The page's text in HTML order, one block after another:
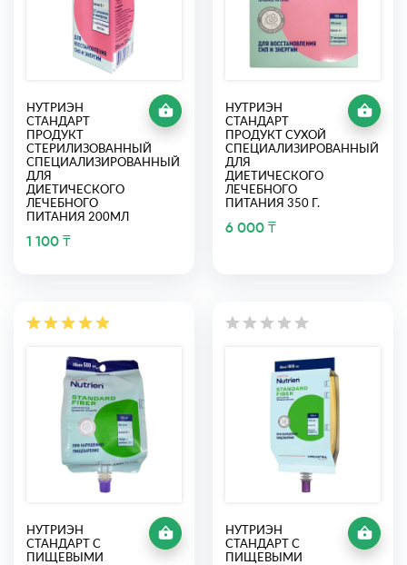
НУТРИЭН
СТАНДАРТ
ПРОДУКТ
СТЕРИЛИЗОВАННЫЙ
СПЕЦИАЛИЗИРОВАННЫЙ
ДЛЯ
ДИЕТИЧЕСКОГО
ЛЕЧЕБНОГО
ПИТАНИЯ 200МЛ
1 100 ₸
НУТРИЭН
СТАНДАРТ
ПРОДУКТ СУХОЙ
СПЕЦИАЛИЗИРОВАННЫЙ
ДЛЯ
ДИЕТИЧЕСКОГО
ЛЕЧЕБНОГО
ПИТАНИЯ 350 Г.
6 000 ₸
НУТРИЭН
СТАНДАРТ С
ПИЩЕВЫМИ
НУТРИЭН
СТАНДАРТ С
ПИЩЕВЫМИ